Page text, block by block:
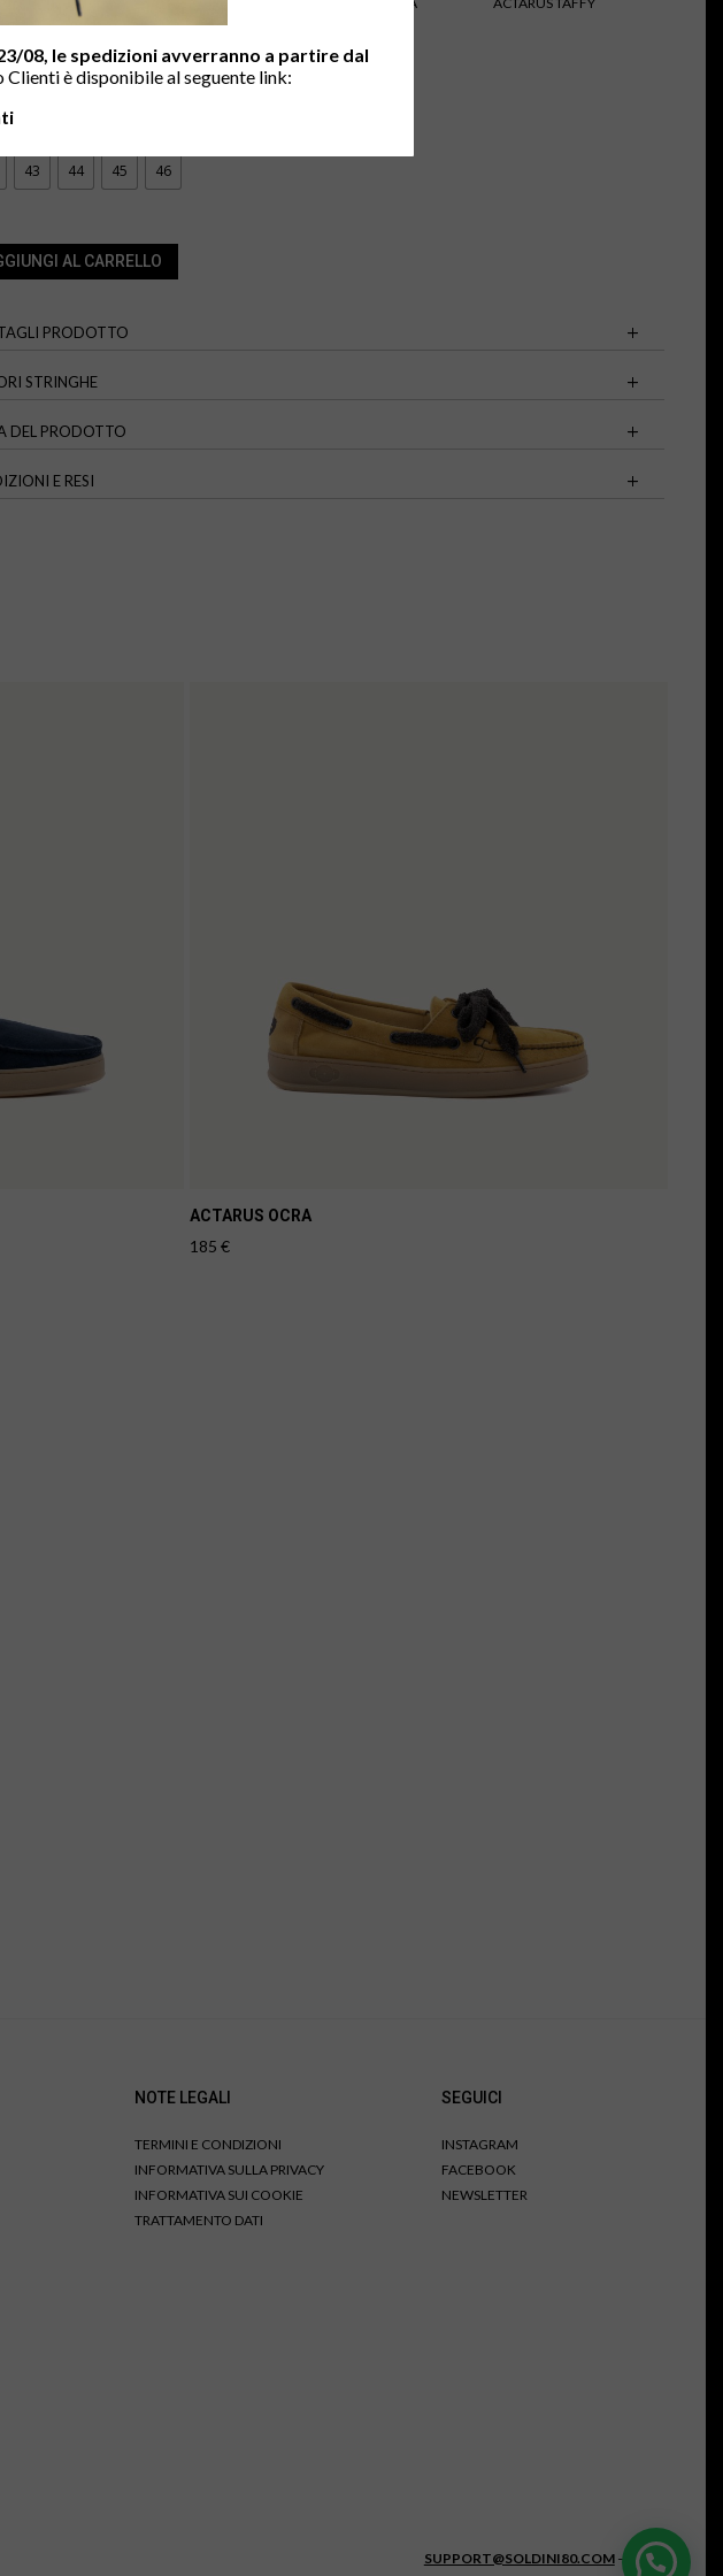
43 44 45 46
AL CARRELLO
PRODOTTO
STRINGHE
DEL PRODOTTO
E RESI
ACTARUS OCRA
185€
NOTE LEGALI
TERMINI E CONDIZIONI
INFORMATIVA SULLA PRIVACY
INFORMATIVA SUI COOKIE
TRATTAMENTO DATI
SEGUICI
INSTAGRAM
FACEBOOK
NEWSLETTER
SUPPORT@SOLDINI80.COM– CHAT
08, le spedizioni avverranno a partire dal
Clienti è disponibile al seguente link: